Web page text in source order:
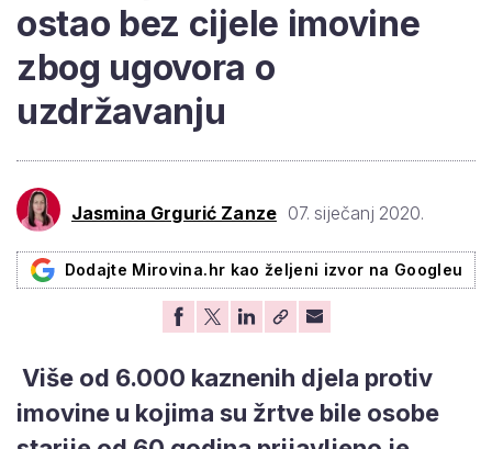
ostao bez cijele imovine
zbog ugovora o
uzdržavanju
Jasmina Grgurić Zanze 07. siječanj 2020.
Dodajte Mirovina.hr kao željeni izvor na Googleu
Više od 6.000 kaznenih djela protiv
imovine u kojima su žrtve bile osobe